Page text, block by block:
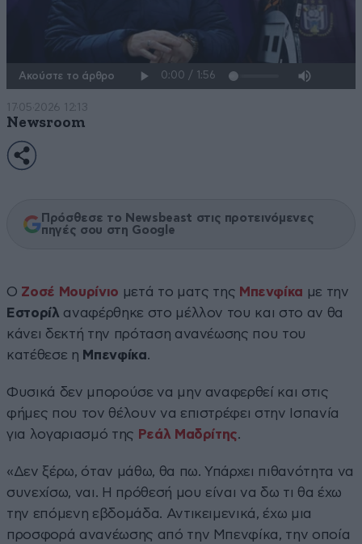
Ακούστε το άρθρο
17·05·2026 12:13
Newsroom
Πρόσθεσε το Newsbeast στις προτεινόμενες
πηγές σου στη Google
Ο Ζοσέ Μουρίνιο μετά το ματς της Μπενφίκα με την
Εστορίλ αναφέρθηκε στο μέλλον του και στο αν θα
κάνει δεκτή την πρόταση ανανέωσης που του
κατέθεσε η Μπενφίκα.
Φυσικά δεν μπορούσε να μην αναφερθεί και στις
φήμες που τον θέλουν να επιστρέφει στην Ισπανία
για λογαριασμό της Ρεάλ Μαδρίτης.
«Δεν ξέρω, όταν μάθω, θα πω. Υπάρχει πιθανότητα να
συνεχίσω, ναι. Η πρόθεσή μου είναι να δω τι θα έχω
την επόμενη εβδομάδα. Αντικειμενικά, έχω μια
προσφορά ανανέωσης από την Μπενφίκα, την οποία